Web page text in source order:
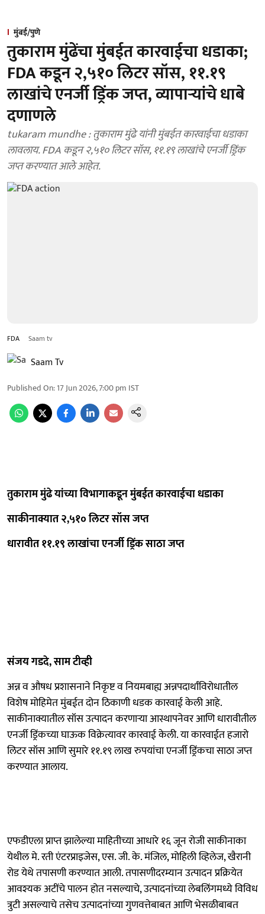
मुंबई/पुणे
तुकाराम मुंढेंचा मुंबईत कारवाईचा धडाका;
FDA कडून २,५१० लिटर सॉस, ११.१९
लाखांचे एनर्जी ड्रिंक जप्त, व्यापाऱ्यांचे धाबे
दणाणले
tukaram mundhe : तुकाराम मुंढे यांनी मुंबईत कारवाईचा धडाका
लावलाय. FDA कडून २,५१० लिटर सॉस, ११.१९ लाखांचे एनर्जी ड्रिंक
जप्त करण्यात आले आहेत.
FDA Saam tv
Saam Tv
Published On:17 Jun 2026, 7:00 pm IST
तुकाराम मुंढे यांच्या विभागाकडून मुंबईत कारवाईचा धडाका
साकीनाक्यात २,५१० लिटर सॉस जप्त
धारावीत ११.१९ लाखांचा एनर्जी ड्रिंक साठा जप्त
संजय गडदे, साम टीव्ही
अन्न व औषध प्रशासनाने निकृष्ट व नियमबाह्य अन्नपदार्थांविरोधातील
विशेष मोहिमेत मुंबईत दोन ठिकाणी धडक कारवाई केली आहे.
साकीनाक्यातील सॉस उत्पादन करणाऱ्या आस्थापनेवर आणि धारावीतील
एनर्जी ड्रिंकच्या घाऊक विक्रेत्यावर कारवाई केली. या कारवाईत हजारो
लिटर सॉस आणि सुमारे ११.१९ लाख रुपयांचा एनर्जी ड्रिंकचा साठा जप्त
करण्यात आलाय.
एफडीएला प्राप्त झालेल्या माहितीच्या आधारे १६ जून रोजी साकीनाका
येथील मे. रती एंटरप्राइजेस, एस. जी. के. मंजिल, मोहिली व्हिलेज, खैरानी
रोड येथे तपासणी करण्यात आली. तपासणीदरम्यान उत्पादन प्रक्रियेत
आवश्यक अटींचे पालन होत नसल्याचे, उत्पादनांच्या लेबलिंगमध्ये विविध
त्रुटी असल्याचे तसेच उत्पादनांच्या गुणवत्तेबाबत आणि भेसळीबाबत